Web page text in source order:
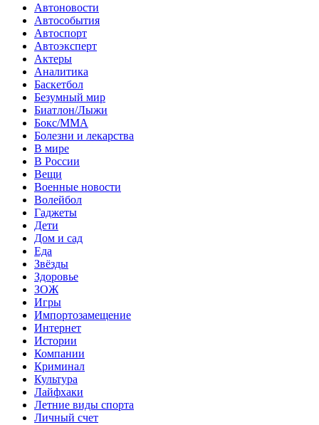
Автоновости
Автособытия
Автоспорт
Автоэксперт
Актеры
Аналитика
Баскетбол
Безумный мир
Биатлон/Лыжи
Бокс/MMA
Болезни и лекарства
В мире
В России
Вещи
Военные новости
Волейбол
Гаджеты
Дети
Дом и сад
Еда
Звёзды
Здоровье
ЗОЖ
Игры
Импортозамещение
Интернет
Истории
Компании
Криминал
Культура
Лайфхаки
Летние виды спорта
Личный счет